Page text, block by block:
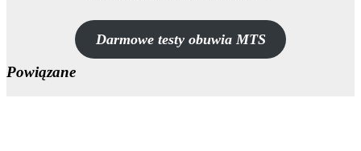
Darmowe testy obuwia MTS
Powiązane